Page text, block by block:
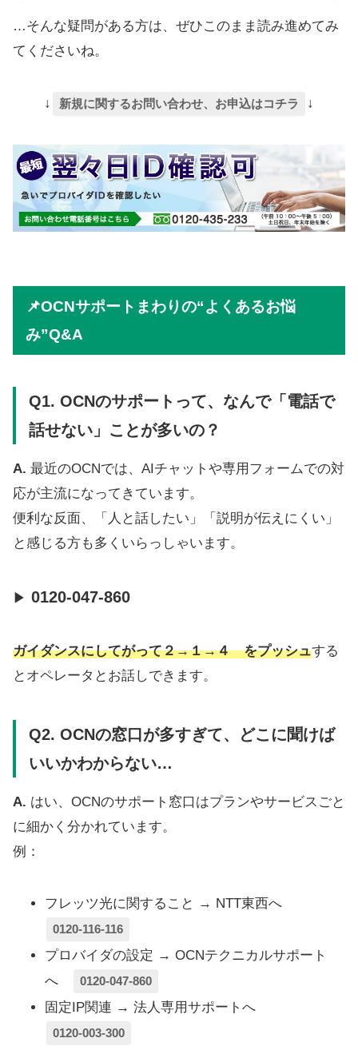
…そんな疑問がある方は、ぜひこのまま読み進めてみ
てくださいね。
↓ 新規に関するお問い合わせ、お申込はコチラ ↓
📌OCNサポートまわりの“よくあるお悩
み”Q&A
Q1. OCNのサポートって、なんで「電話で
話せない」ことが多いの？
A. 最近のOCNでは、AIチャットや専用フォームでの対
応が主流になってきています。
便利な反面、「人と話したい」「説明が伝えにくい」
と感じる方も多くいらっしゃいます。
▶ 0120-047-860
ガイダンスにしてがって２→１→４をプッシュする
とオペレータとお話しできます。
Q2. OCNの窓口が多すぎて、どこに聞けば
いいかわからない…
A. はい、OCNのサポート窓口はプランやサービスごと
に細かく分かれています。
例：
フレッツ光に関すること → NTT東西へ
0120-116-116
プロバイダの設定 → OCNテクニカルサポート
へ
0120-047-860
固定IP関連 → 法人専用サポートへ
0120-003-300